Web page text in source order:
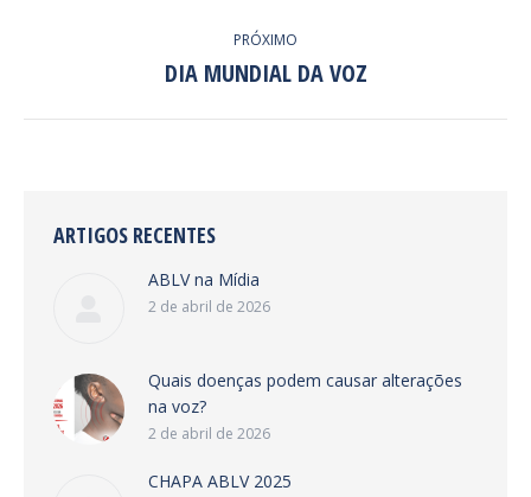
PRÓXIMO
Próximo
DIA MUNDIAL DA VOZ
ARTIGOS RECENTES
ABLV na Mídia
2 de abril de 2026
Quais doenças podem causar alterações
na voz?
2 de abril de 2026
CHAPA ABLV 2025